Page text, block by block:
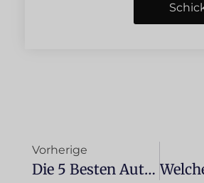
Vorherige
Die 5 Besten Auto-Lufterfrischer, Die Sie 2025 Ausprobieren Sollten: Verabschieden Sie Sich Von Schlechten Gerüchen!